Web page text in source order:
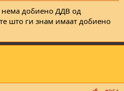
добиено ДДВ од
што ги знам имаат добиено